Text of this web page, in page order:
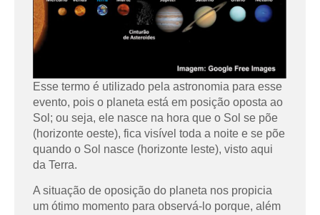
Esse termo é utilizado pela astronomia para esse
evento, pois o planeta está em posição oposta ao
Sol; ou seja, ele nasce na hora que o Sol se põe
(horizonte oeste), fica visível toda a noite e se põe
quando o Sol nasce (horizonte leste), visto aqui
da Terra.
A situação de oposição do planeta nos propicia
um ótimo momento para observá-lo porque, além